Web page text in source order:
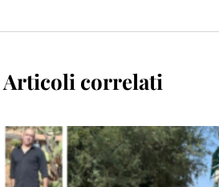
Articoli correlati